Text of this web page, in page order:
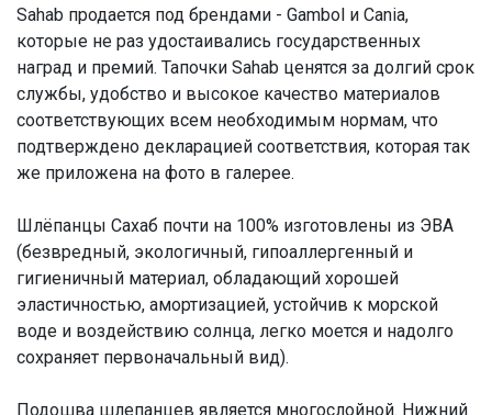
Sahab продается под брендами - Gambol и Cania,
которые не раз удостаивались государственных
наград и премий. Тапочки Sahab ценятся за долгий срок
службы, удобство и высокое качество материалов
соответствующих всем необходимым нормам, что
подтверждено декларацией соответствия, которая так
же приложена на фото в галерее.
Шлёпанцы Сахаб почти на 100% изготовлены из ЭВА
(безвредный, экологичный, гипоаллергенный и
гигиеничный материал, обладающий хорошей
эластичностью, амортизацией, устойчив к морской
воде и воздействию солнца, легко моется и надолго
сохраняет первоначальный вид).
Подошва шлепанцев является многослойной. Нижний